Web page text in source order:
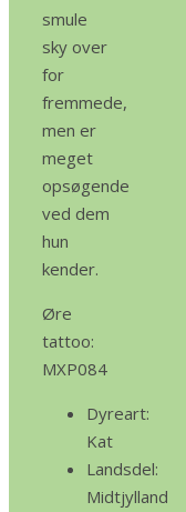
smule
sky over
for
fremmede,
men er
meget
opsøgende
ved dem
hun
kender.
Øre
tattoo:
MXP084
Dyreart:
Kat
Landsdel:
Midtjylland